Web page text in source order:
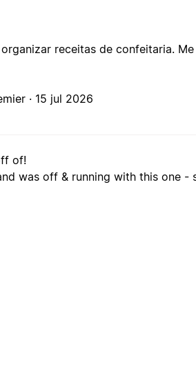
receitas de confeitaria.
· 15 jul 2026
of!
was off & running with this one -